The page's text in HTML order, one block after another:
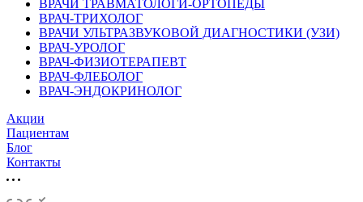
ВРАЧИ ТРАВМАТОЛОГИ-ОРТОПЕДЫ
ВРАЧ-ТРИХОЛОГ
ВРАЧИ УЛЬТРАЗВУКОВОЙ ДИАГНОСТИКИ (УЗИ)
ВРАЧ-УРОЛОГ
ВРАЧ-ФИЗИОТЕРАПЕВТ
ВРАЧ-ФЛЕБОЛОГ
ВРАЧ-ЭНДОКРИНОЛОГ
Акции
Пациентам
Блог
Контакты